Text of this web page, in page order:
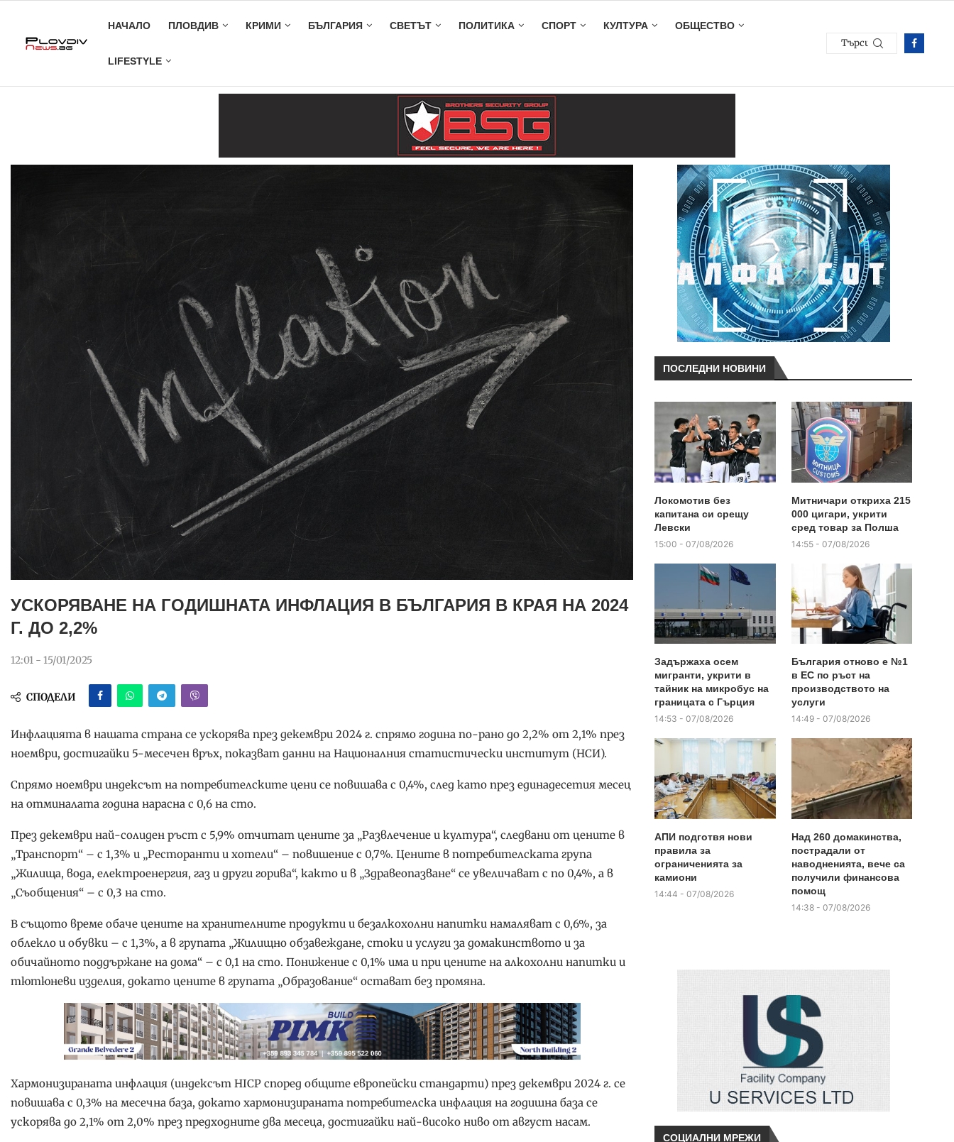
НАЧАЛО ПЛОВДИВ КРИМИ БЪЛГАРИЯ СВЕТЪТ ПОЛИТИКА СПОРТ КУЛТУРА ОБЩЕСТВО
LIFESTYLE
УСКОРЯВАНЕ НА ГОДИШНАТА ИНФЛАЦИЯ В БЪЛГАРИЯ В КРАЯ НА 2024
Г. ДО 2,2%
12:01 - 15/01/2025
СПОДЕЛИ
Инфлацията в нашата страна се ускорява през декември 2024 г. спрямо година по-рано до 2,2% от 2,1% през
ноември, достигайки 5-месечен връх, показват данни на Националния статистически институт (НСИ).
Спрямо ноември индексът на потребителските цени се повишава с 0,4%, след като през единадесетия месец
на отминалата година нарасна с 0,6 на сто.
През декември най-солиден ръст с 5,9% отчитат цените за „Развлечение и култура“, следвани от цените в
„Транспорт“ – с 1,3% и „Ресторанти и хотели“ – повишение с 0,7%. Цените в потребителската група
„Жилища, вода, електроенергия, газ и други горива“, както и в „Здравеопазване“ се увеличават с по 0,4%, а в
„Съобщения“ – с 0,3 на сто.
В същото време обаче цените на хранителните продукти и безалкохолни напитки намаляват с 0,6%, за
облекло и обувки – с 1,3%, а в групата „Жилищно обзавеждане, стоки и услуги за домакинството и за
обичайното поддържане на дома“ – с 0,1 на сто. Понижение с 0,1% има и при цените на алкохолни напитки и
тютюневи изделия, докато цените в групата „Образование“ остават без промяна.
Хармонизираната инфлация (индексът HICP според общите европейски стандарти) през декември 2024 г. се
повишава с 0,3% на месечна база, докато хармонизираната потребителска инфлация на годишна база се
ускорява до 2,1% от 2,0% през предходните два месеца, достигайки най-високо ниво от август насам.
ПОСЛЕДНИ НОВИНИ
Локомотив без
капитана си срещу
Левски
15:00 - 07/08/2026
Митничари откриха 215
000 цигари, укрити
сред товар за Полша
14:55 - 07/08/2026
Задържаха осем
мигранти, укрити в
тайник на микробус на
границата с Гърция
14:53 - 07/08/2026
България отново е №1
в ЕС по ръст на
производството на
услуги
14:49 - 07/08/2026
АПИ подготвя нови
правила за
ограниченията за
камиони
14:44 - 07/08/2026
Над 260 домакинства,
пострадали от
наводненията, вече са
получили финансова
помощ
14:38 - 07/08/2026
СОЦИАЛНИ МРЕЖИ